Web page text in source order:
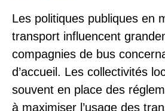
Les politiques publiques en
transport influencent
compagnies de bus
d’accueil. Les collectivités
souvent en place des
à maximiser l’usage des